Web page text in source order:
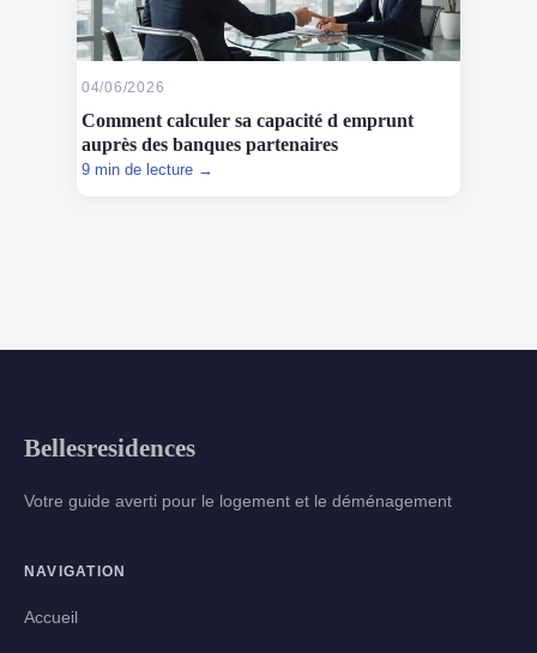
04/06/2026
Comment calculer sa capacité d emprunt
auprès des banques partenaires
9 min de lecture →
Bellesresidences
Votre guide averti pour le logement et le déménagement
NAVIGATION
Accueil